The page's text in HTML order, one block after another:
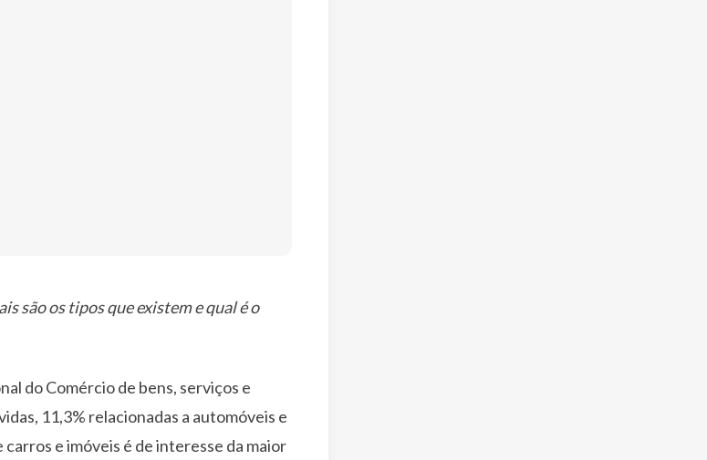
são os tipos que existem e qual é o
do Comércio de bens, serviços e
11,3% relacionadas a automóveis e
e imóveis é de interesse da maior